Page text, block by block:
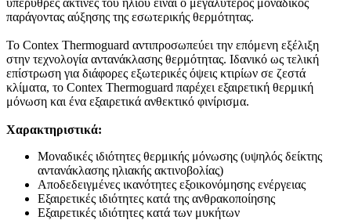
παράγοντας αύξησης της εσωτερικής θερμότητας.
Το Contex Thermoguard αντιπροσωπεύει την επόμενη εξέλιξη
στην τεχνολογία αντανάκλασης θερμότητας. Ιδανικό ως τελική
επίστρωση για διάφορες εξωτερικές όψεις κτιρίων σε ζεστά
κλίματα, το Contex Thermoguard παρέχει εξαιρετική θερμική
μόνωση και ένα εξαιρετικά ανθεκτικό φινίρισμα.
Χαρακτηριστικά:
Μοναδικές ιδιότητες θερμικής μόνωσης (υψηλός δείκτης
αντανάκλασης ηλιακής ακτινοβολίας)
Αποδεδειγμένες ικανότητες εξοικονόμησης ενέργειας
Εξαιρετικές ιδιότητες κατά της ανθρακοποίησης
Εξαιρετικές ιδιότητες κατά των μυκήτων